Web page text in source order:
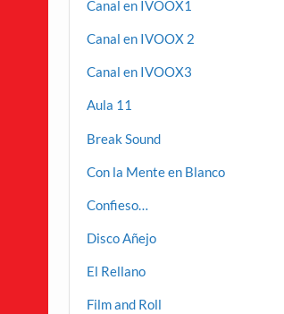
Canal en IVOOX1
Canal en IVOOX 2
Canal en IVOOX3
Aula 11
Break Sound
Con la Mente en Blanco
Confieso…
Disco Añejo
El Rellano
Film and Roll